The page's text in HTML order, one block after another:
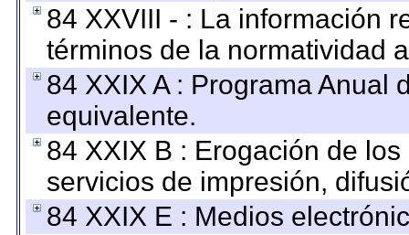
84 XXVIII - : La información
términos de la normatividad
84 XXIX A : Programa Anual
equivalente.
84 XXIX B : Erogación de
servicios de impresión,
84 XXIX E : Medios